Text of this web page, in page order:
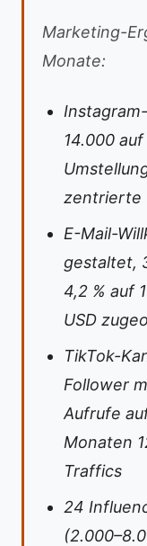
Marketing-
Monate:
14.000
zentrierte
E-Mail-
gestaltet,
4,2 % auf
USD
TikTok-
Follower
Aufrufe
Monaten
Traffics
24